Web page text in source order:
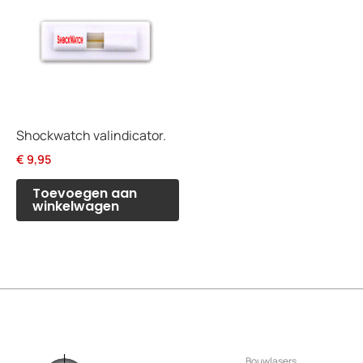
Shockwatch valindicator.
€ 9,95
Toevoegen aan
winkelwagen